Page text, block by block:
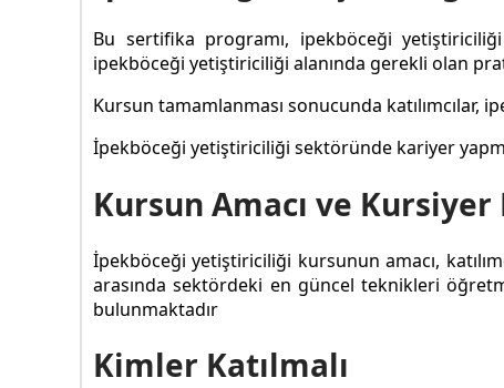
Bu sertifika programı, ipekböceği
ipekböceği yetiştiriciliği alanında gerekli olan
Kursun tamamlanması sonucunda
İpekböceği yetiştiriciliği sektöründe kariyer
Kursun Amacı ve Kursiyer
İpekböceği yetiştiriciliği kursunun amacı,
arasında sektördeki en güncel teknikleri
bulunmaktadır
Kimler Katılmalı